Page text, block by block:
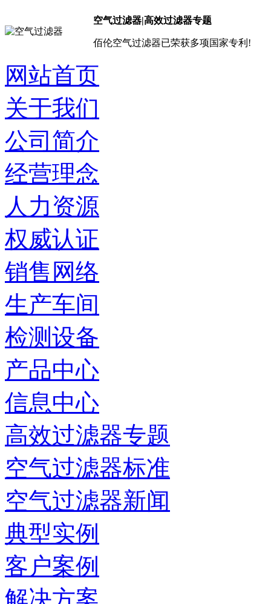
空气过滤器|高效过滤器专题
佰伦空气过滤器已荣获多项国家专利!
网站首页
关于我们
公司简介
经营理念
人力资源
权威认证
销售网络
生产车间
检测设备
产品中心
信息中心
高效过滤器专题
空气过滤器标准
空气过滤器新闻
典型实例
客户案例